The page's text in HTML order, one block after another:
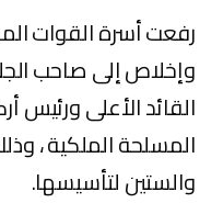
رفعت أسرة القوات
وإخلاص إلى صاحب
القائد الأعلى ورئيس
المسلحة الملكية ،
والستين لتأسيسها.